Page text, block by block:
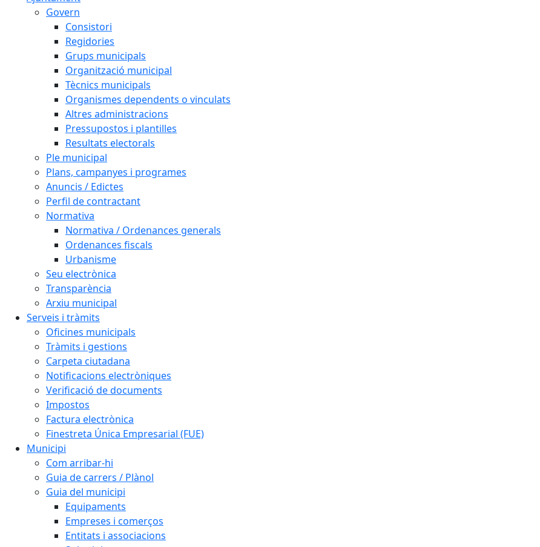
Govern
Consistori
Regidories
Grups municipals
Organització municipal
Tècnics municipals
Organismes dependents o vinculats
Altres administracions
Pressupostos i plantilles
Resultats electorals
Ple municipal
Plans, campanyes i programes
Anuncis / Edictes
Perfil de contractant
Normativa
Normativa / Ordenances generals
Ordenances fiscals
Urbanisme
Seu electrònica
Transparència
Arxiu municipal
Serveis i tràmits
Oficines municipals
Tràmits i gestions
Carpeta ciutadana
Notificacions electròniques
Verificació de documents
Impostos
Factura electrònica
Finestreta Única Empresarial (FUE)
Municipi
Com arribar-hi
Guia de carrers / Plànol
Guia del municipi
Equipaments
Empreses i comerços
Entitats i associacions